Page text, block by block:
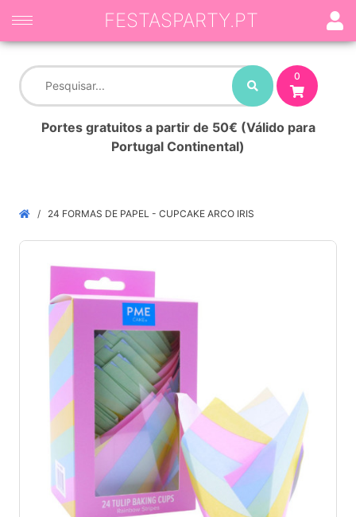
0
Portes gratuitos a partir de 50€ (Válido para
Portugal Continental)
FESTASPARTY.PT
24 FORMAS DE PAPEL - CUPCAKE ARCO IRIS